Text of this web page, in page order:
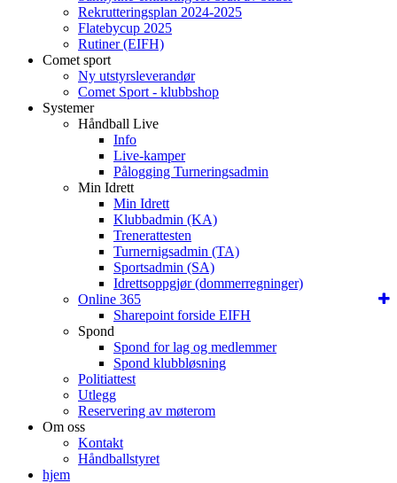
Rekrutteringsplan 2024-2025
Flatebycup 2025
Rutiner (EIFH)
Comet sport
Ny utstyrsleverandør
Comet Sport - klubbshop
Systemer
Håndball Live
Info
Live-kamper
Pålogging Turneringsadmin
Min Idrett
Min Idrett
Klubbadmin (KA)
Trenerattesten
Turnernigsadmin (TA)
Sportsadmin (SA)
Idrettsoppgjør (dommerregninger)
Online 365
Sharepoint forside EIFH
Spond
Spond for lag og medlemmer
Spond klubbløsning
Politiattest
Utlegg
Reservering av møterom
Om oss
Kontakt
Håndballstyret
hjem